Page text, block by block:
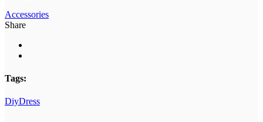
Accessories
Share
Tags:
DiyDress